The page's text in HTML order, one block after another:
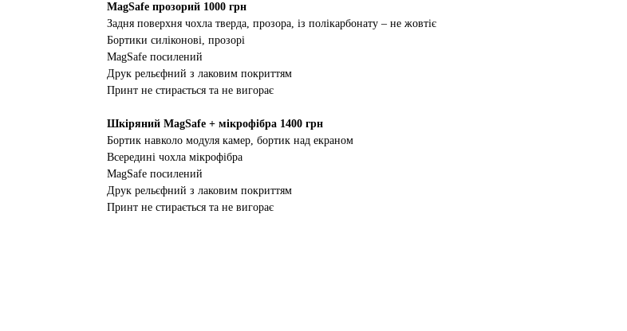
MagSafe прозорий 1000 грн
Задня поверхня чохла тверда, прозора, із полікарбонату – не жовтіє
Бортики силіконові, прозорі
MagSafe посилений
Друк рельєфний з лаковим покриттям
Принт не стирається та не вигорає
Шкіряний MagSafe + мікрофібра 1400 грн
Бортик навколо модуля камер, бортик над екраном
Всередині чохла мікрофібра
MagSafe посилений
Друк рельєфний з лаковим покриттям
Принт не стирається та не вигорає